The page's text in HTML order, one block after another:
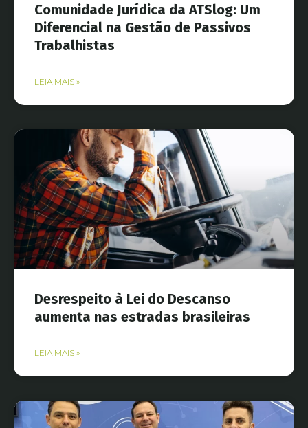
Comunidade Jurídica da ATSlog: Um
Diferencial na Gestão de Passivos
Trabalhistas
LEIA MAIS »
Desrespeito à Lei do Descanso
aumenta nas estradas brasileiras
LEIA MAIS »